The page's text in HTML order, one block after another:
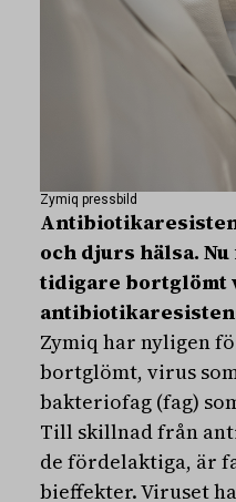
Zymiq pressbild
och djurs hälsa.
tidigare bortglömt
Zymiq har nyligen
bortglömt, virus
bakteriofag (fag)
Till skillnad från
de fördelaktiga, är
bieffekter. Viruset